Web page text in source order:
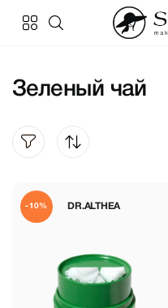
Зеленый чай
DR.ALTHEA
-10%